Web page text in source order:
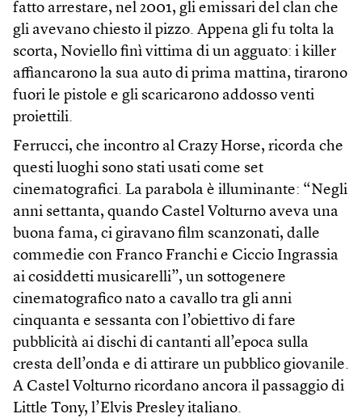
fatto arrestare, nel 2001, gli emissari del clan che
gli avevano chiesto il pizzo. Appena gli fu tolta la
scorta, Noviello finì vittima di un agguato: i killer
affiancarono la sua auto di prima mattina, tirarono
fuori le pistole e gli scaricarono addosso venti
proiettili.
Ferrucci, che incontro al Crazy Horse, ricorda che
questi luoghi sono stati usati come set
cinematografici. La parabola è illuminante: “Negli
anni settanta, quando Castel Volturno aveva una
buona fama, ci giravano film scanzonati, dalle
commedie con Franco Franchi e Ciccio Ingrassia
ai cosiddetti musicarelli”, un sottogenere
cinematografico nato a cavallo tra gli anni
cinquanta e sessanta con l’obiettivo di fare
pubblicità ai dischi di cantanti all’epoca sulla
cresta dell’onda e di attirare un pubblico giovanile.
A Castel Volturno ricordano ancora il passaggio di
Little Tony, l’Elvis Presley italiano.